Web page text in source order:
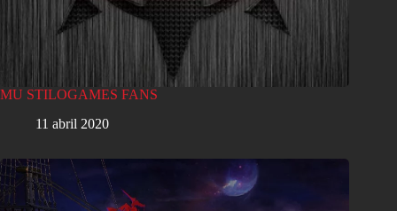
MU STILOGAMES FANS
11 abril 2020